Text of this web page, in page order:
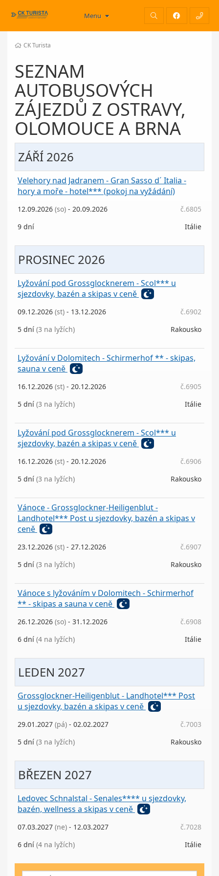
Menu
CK Turista
SEZNAM
AUTOBUSOVÝCH
ZÁJEZDŮ Z OSTRAVY,
OLOMOUCE A BRNA
ZÁŘÍ 2026
Velehory nad Jadranem - Gran Sasso d´ Italia -
hory a moře - hotel*** (pokoj na vyžádání)
12.09.2026 (so) - 20.09.2026
č.6805
9 dní
Itálie
PROSINEC 2026
Lyžování pod Grossglocknerem - Scol*** u
sjezdovky, bazén a skipas v ceně
09.12.2026 (st) - 13.12.2026
č.6902
5 dní (3 na lyžích) Rakousko
Lyžování v Dolomitech - Schirmerhof ** - skipas,
sauna v ceně
16.12.2026 (st) - 20.12.2026
č.6905
5 dní (3 na lyžích) Itálie
Lyžování pod Grossglocknerem - Scol*** u
sjezdovky, bazén a skipas v ceně
16.12.2026 (st) - 20.12.2026
č.6906
5 dní (3 na lyžích) Rakousko
Vánoce - Grossglockner-Heiligenblut -
Landhotel*** Post u sjezdovky, bazén a skipas v
ceně
23.12.2026 (st) - 27.12.2026
č.6907
5 dní (3 na lyžích) Rakousko
Vánoce s lyžováním v Dolomitech - Schirmerhof
** - skipas a sauna v ceně
26.12.2026 (so) - 31.12.2026
č.6908
6 dní (4 na lyžích) Itálie
LEDEN 2027
Grossglockner-Heiligenblut - Landhotel*** Post
u sjezdovky, bazén a skipas v ceně
29.01.2027 (pá) - 02.02.2027
č.7003
5 dní (3 na lyžích) Rakousko
BŘEZEN 2027
Ledovec Schnalstal - Senales**** u sjezdovky,
bazén, wellness a skipas v ceně
07.03.2027 (ne) - 12.03.2027
č.7028
6 dní (4 na lyžích) Itálie